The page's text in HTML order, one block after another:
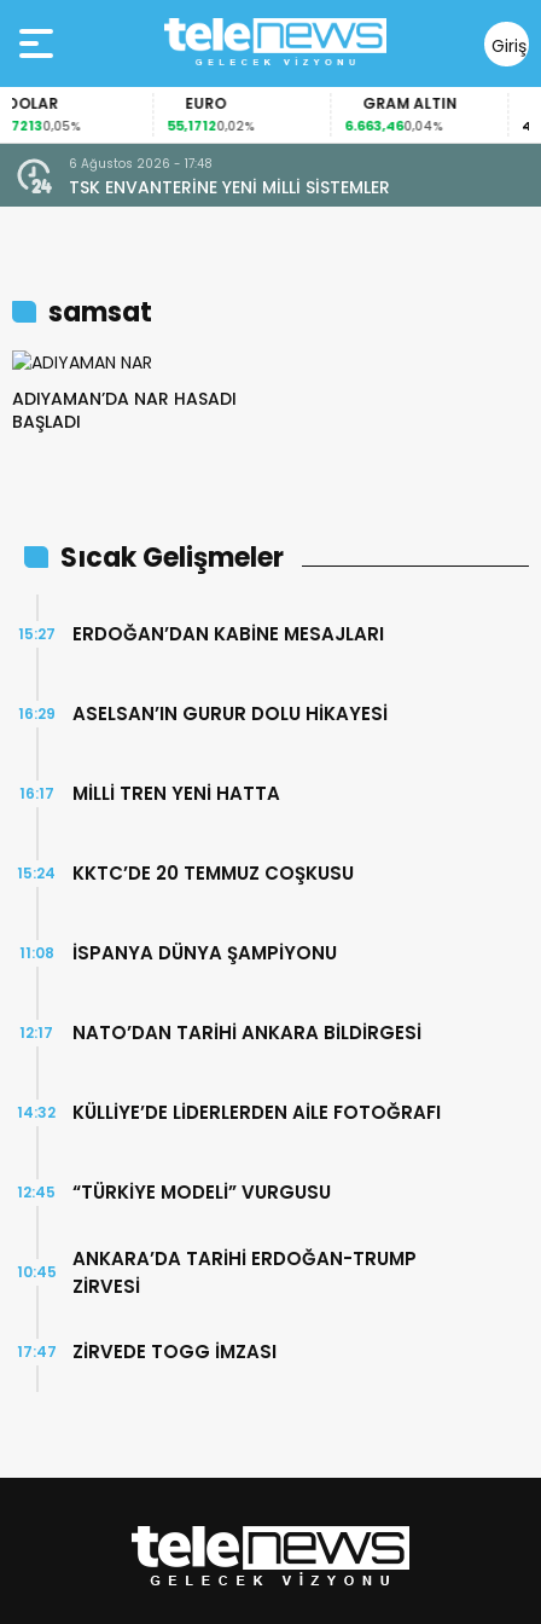
Giriş
Yap
0,05%
EURO
55,17120,02%
GRAM ALTIN
6.663,460,04%
6 Ağustos 2026 - 17:48
TSK ENVANTERİNE YENİ MİLLİ SİSTEMLER
samsat
ADIYAMAN’DA NAR HASADI
BAŞLADI
Sıcak Gelişmeler
ERDOĞAN’DAN KABİNE MESAJLARI
15:27
ASELSAN’IN GURUR DOLU HİKAYESİ
16:29
MİLLİ TREN YENİ HATTA
16:17
KKTC’DE 20 TEMMUZ COŞKUSU
15:24
İSPANYA DÜNYA ŞAMPİYONU
11:08
NATO’DAN TARİHİ ANKARA BİLDİRGESİ
12:17
KÜLLİYE’DE LİDERLERDEN AİLE FOTOĞRAFI
14:32
“TÜRKİYE MODELİ” VURGUSU
12:45
ANKARA’DA TARİHİ ERDOĞAN-TRUMP
ZİRVESİ
10:45
ZİRVEDE TOGG İMZASI
17:47